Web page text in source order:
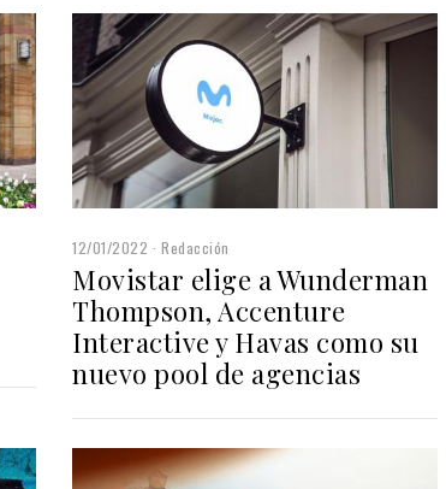
12/01/2022 Redacción
Movistar elige a Wunderman
Thompson, Accenture
Interactive y Havas como su
nuevo pool de agencias